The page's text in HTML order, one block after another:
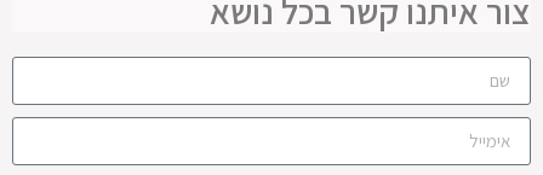
צור איתנו קשר בכל נושא